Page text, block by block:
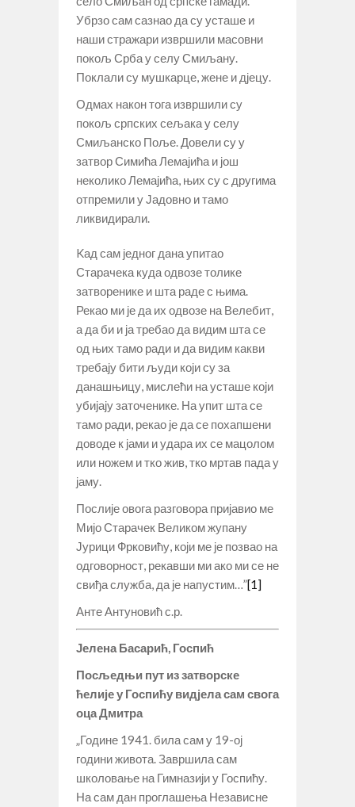
Убрзо сам сазнао да су усташе и
наши стражари извршили масовни
покољ Срба у селу Смиљану.
Поклали су мушкарце, жене и дјецу.
Одмах након тога извршили су
покољ српских сељака у селу
Смиљанско Поље. Довели су у
затвор Симића Лемајића и још
неколико Лемајића, њих су с другима
отпремили у Јадовно и тамо
ликвидирали.
Kад сам једног дана упитао
Старачека куда одвозе толике
затворенике и шта раде с њима.
Рекао ми је да их одвозе на Велебит,
а да би и ја требао да видим шта се
од њих тамо ради и да видим какви
требају бити људи који су за
данашњицу, мислећи на усташе који
убијају заточенике. На упит шта се
тамо ради, рекао је да се похапшени
доводе к јами и удара их се мацолом
или ножем и тко жив, тко мртав пада у
јаму.
Послије овога разговора пријавио ме
Мијо Старачек Великом жупану
Јурици Фрковићу, који ме је позвао на
одговорност, рекавши ми ако ми се не
свиђа служба, да је напустим…”[1]
Анте Антуновић с.р.
Јелена Басарић, Госпић
Посљедњи пут из затворске
ћелије у Госпићу видјела сам свога
оца Дмитра
„Године 1941. била сам у 19-ој
години живота. Завршила сам
школовање на Гимназији у Госпићу.
На сам дан проглашења Независне